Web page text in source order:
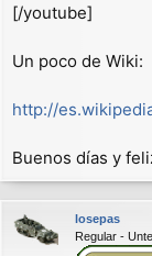
[/youtube]
Un poco de Wiki:
http://
Buenos días y
losepas
Regular -